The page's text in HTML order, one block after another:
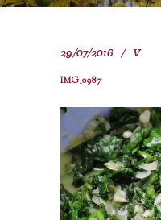
29/07/2016 V
IMG_0987